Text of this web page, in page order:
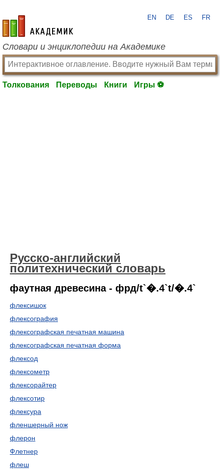
academic.ru
EN DE ES FR
Словари и энциклопедии на Академике
Толкования Переводы Книги Игры ⚽
Русско-английский
политехнический словарь
фаутная древесина - фрд/t`�.4`t/�.4`
флексишок
флексография
флексографская печатная машина
флексографская печатная форма
флексод
флексометр
флексорайтер
флексотир
флексура
фленшерный нож
флерон
Флетнер
флеш